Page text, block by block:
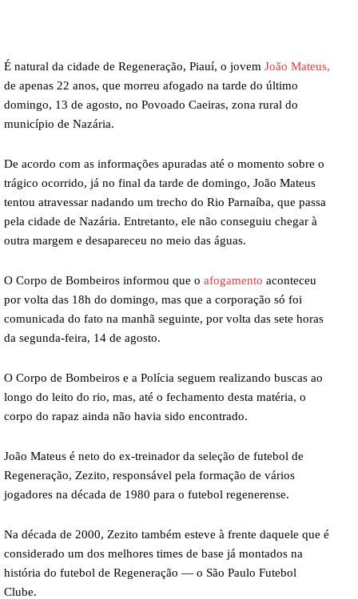
É natural da cidade de Regeneração, Piauí, o jovem João Mateus,
de apenas 22 anos, que morreu afogado na tarde do último
domingo, 13 de agosto, no Povoado Caeiras, zona rural do
município de Nazária.
De acordo com as informações apuradas até o momento sobre o
trágico ocorrido, já no final da tarde de domingo, João Mateus
tentou atravessar nadando um trecho do Rio Parnaíba, que passa
pela cidade de Nazária. Entretanto, ele não conseguiu chegar à
outra margem e desapareceu no meio das águas.
O Corpo de Bombeiros informou que o afogamento aconteceu
por volta das 18h do domingo, mas que a corporação só foi
comunicada do fato na manhã seguinte, por volta das sete horas
da segunda-feira, 14 de agosto.
O Corpo de Bombeiros e a Polícia seguem realizando buscas ao
longo do leito do rio, mas, até o fechamento desta matéria, o
corpo do rapaz ainda não havia sido encontrado.
João Mateus é neto do ex-treinador da seleção de futebol de
Regeneração, Zezito, responsável pela formação de vários
jogadores na década de 1980 para o futebol regenerense.
Na década de 2000, Zezito também esteve à frente daquele que é
considerado um dos melhores times de base já montados na
história do futebol de Regeneração — o São Paulo Futebol
Clube.